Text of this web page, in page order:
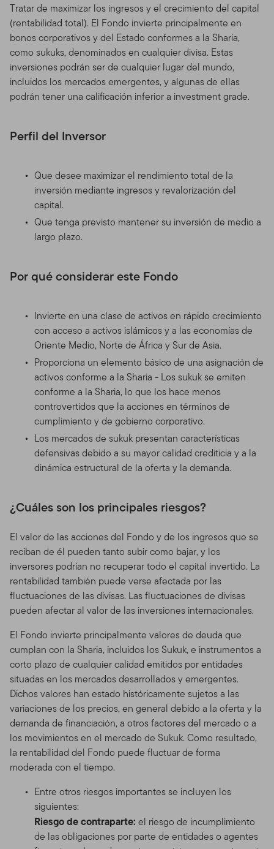
Tratar de maximizar los ingresos y el crecimiento del capital
(rentabilidad total). El Fondo invierte principalmente en
bonos corporativos y del Estado conformes a la Sharia,
como sukuks, denominados en cualquier divisa. Estas
inversiones podrán ser de cualquier lugar del mundo,
incluidos los mercados emergentes, y algunas de ellas
podrán tener una calificación inferior a investment grade.
Perfil del Inversor
Que desee maximizar el rendimiento total de la
inversión mediante ingresos y revalorización del
capital.
Que tenga previsto mantener su inversión de medio a
largo plazo.
Por qué considerar este Fondo
Invierte en una clase de activos en rápido crecimiento
con acceso a activos islámicos y a las economías de
Oriente Medio, Norte de África y Sur de Asia.
Proporciona un elemento básico de una asignación de
activos conforme a la Sharia - Los sukuk se emiten
conforme a la Sharia, lo que los hace menos
controvertidos que la acciones en términos de
cumplimiento y de gobierno corporativo.
Los mercados de sukuk presentan características
defensivas debido a su mayor calidad crediticia y a la
dinámica estructural de la oferta y la demanda.
¿Cuáles son los principales riesgos?
El valor de las acciones del Fondo y de los ingresos que se
reciban de él pueden tanto subir como bajar, y los
inversores podrían no recuperar todo el capital invertido. La
rentabilidad también puede verse afectada por las
fluctuaciones de las divisas. Las fluctuaciones de divisas
pueden afectar al valor de las inversiones internacionales.
El Fondo invierte principalmente valores de deuda que
cumplan con la Sharia, incluidos los Sukuk, e instrumentos a
corto plazo de cualquier calidad emitidos por entidades
situadas en los mercados desarrollados y emergentes.
Dichos valores han estado históricamente sujetos a las
variaciones de los precios, en general debido a la oferta y la
demanda de financiación, a otros factores del mercado o a
los movimientos en el mercado de Sukuk. Como resultado,
la rentabilidad del Fondo puede fluctuar de forma
moderada con el tiempo.
Entre otros riesgos importantes se incluyen los
siguientes:
Riesgo de contraparte: el riesgo de incumplimiento
de las obligaciones por parte de entidades o agentes